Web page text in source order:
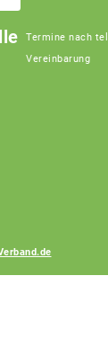
Termine nach
Vereinbarung